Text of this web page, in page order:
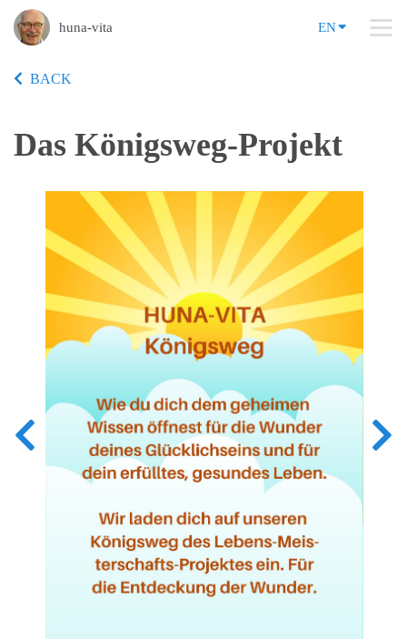
huna-vita EN
BACK
Das Königsweg-Projekt